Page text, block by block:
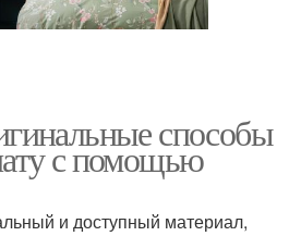
способы
с помощью
и доступный материал,